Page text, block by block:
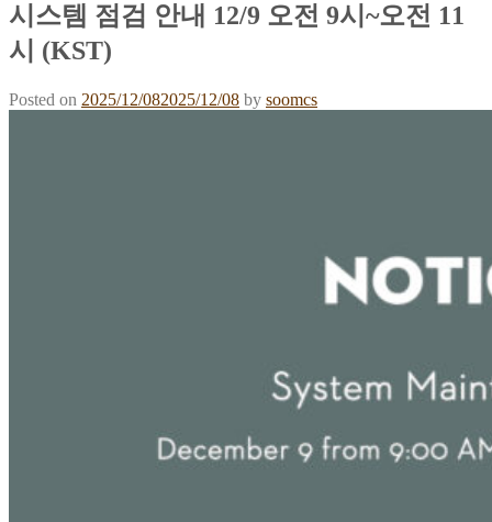
시스템 점검 안내 12/9 오전 9시~오전 11
시 (KST)
Posted on 2025/12/082025/12/08 by soomcs